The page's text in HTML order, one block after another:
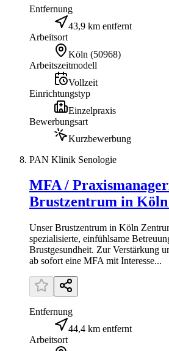
Entfernung
43,9 km entfernt
Arbeitsort
Köln (50968)
Arbeitszeitmodell
Vollzeit
Einrichtungstyp
Einzelpraxis
Bewerbungsart
Kurzbewerbung
PAN Klinik Senologie
MFA /
Brustzentrum in
Unser Brustzentrum in Köln
spezialisierte, einfühlsame
Brustgesundheit. Zur Verstärkung
ab sofort eine MFA mit Interesse...
Entfernung
44,4 km entfernt
Arbeitsort